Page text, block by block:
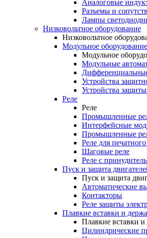
Аналоговые
Разъемы и
Лампы
Низковольтное оборудование
Низковольтное
Модульное оборудование
Модульное
Модульные
Устройства
Устройства
Реле
Реле
Промышленные
Интерфейсные
Промышленные
Реле для
Шаговые реле
Реле с
Пуск и защита
Пуск и защита
Автоматические
Контакторы
Реле защиты
Плавкие вставки и
Плавкие вставки и
Цилиндрические